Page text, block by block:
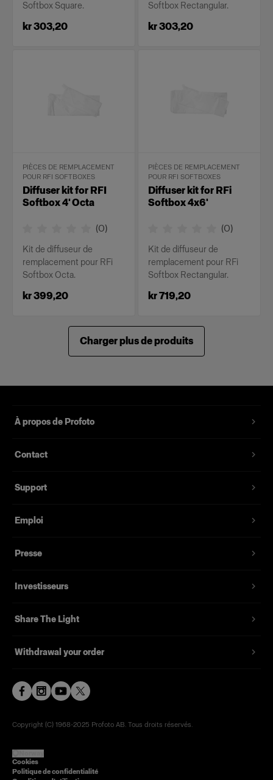
Softbox Square.
kr 303,20
Softbox Rectangular.
kr 303,20
PIÈCES DE REMPLACEMENT
POUR RFI SOFTBOXES
Diffuser kit for RFI
Softbox 4' Octa
(0)
Kit de diffuseur de
remplacement pour RFi
Softbox Octa.
kr 399,20
PIÈCES DE REMPLACEMENT
POUR RFI SOFTBOXES
Diffuser kit for RFi
Softbox 4x6'
(0)
Kit de diffuseur de
remplacement pour RFi
Softbox Rectangular.
kr 719,20
Charger plus de produits
À propos de Profoto
Contact
Support
Emploi
Presse
Investisseurs
Share The Light
Withdrawal your order
Copyright (C) 1968-2025 Profoto AB. Tous droits réservés.
Cookies
Politique de confidentialité